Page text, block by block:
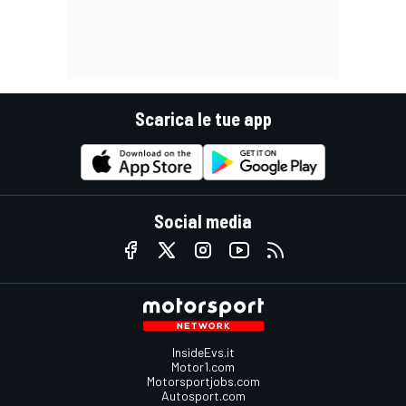
Scarica le tue app
Social media
InsideEvs.it
Motor1.com
Motorsportjobs.com
Autosport.com